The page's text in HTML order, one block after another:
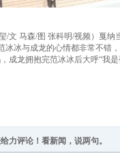
/文 马森/图 张科明/视频）戛
冰冰与成龙的心情都非常不错
成龙拥抱完范冰冰后大呼“我
力评论！看新闻，说两句。